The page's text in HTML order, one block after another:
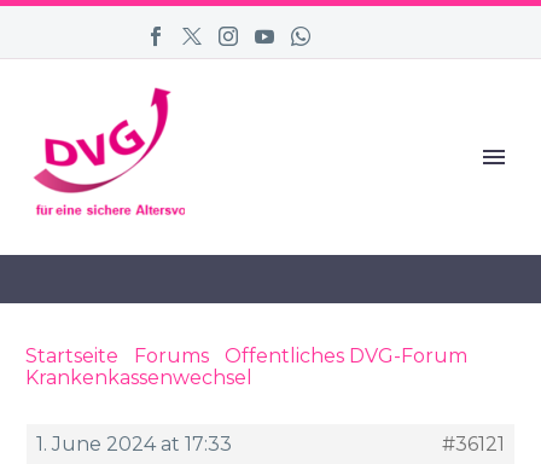
Startseite Forums Öffentliches DVG-Forum
Krankenkassenwechsel
1. June 2024 at 17:33
#36121